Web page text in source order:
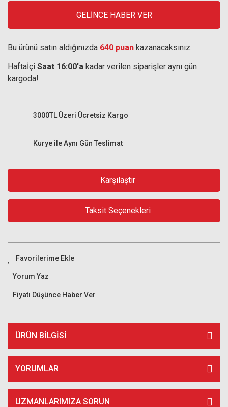
GELİNCE HABER VER
Bu ürünü satın aldığınızda 640 puan kazanacaksınız.
Haftaİçi Saat 16:00'a kadar verilen siparişler aynı gün
kargoda!
Kurye ile Aynı Gün Teslimat
3000TL Üzeri Ücretsiz Kargo
Karşılaştır
Taksit Seçenekleri
Yorum Yaz
Fiyatı Düşünce Haber Ver
ÜRÜN BILGISI
YORUMLAR
UZMANLARIMIZA SORUN